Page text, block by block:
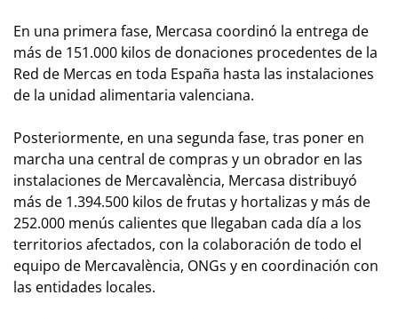
En una primera fase, Mercasa coordinó la entrega de
más de 151.000 kilos de donaciones procedentes de la
Red de Mercas en toda España hasta las instalaciones
de la unidad alimentaria valenciana.
Posteriormente, en una segunda fase, tras poner en
marcha una central de compras y un obrador en las
instalaciones de Mercavalència, Mercasa distribuyó
más de 1.394.500 kilos de frutas y hortalizas y más de
252.000 menús calientes que llegaban cada día a los
territorios afectados, con la colaboración de todo el
equipo de Mercavalència, ONGs y en coordinación con
las entidades locales.